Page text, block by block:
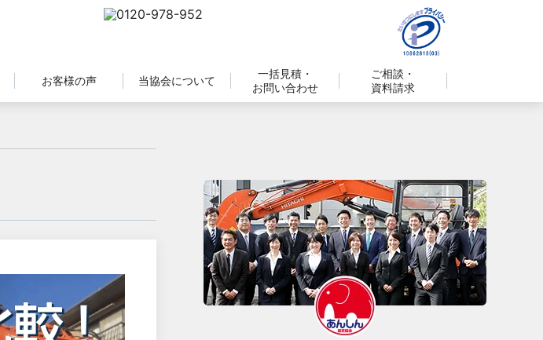
お客様の声 当協会について
一括見積・
お問い合わせ
ご相談・
資料請求